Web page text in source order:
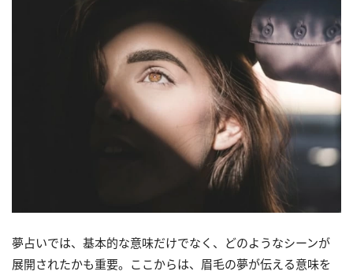
夢占いでは、基本的な意味だけでなく、どのようなシーンが
展開されたかも重要。ここからは、眉毛の夢が伝える意味を